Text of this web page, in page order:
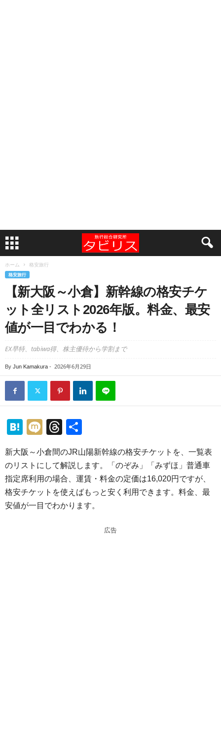
ホーム 格安旅行
格安旅行
【新大阪～小倉】新幹線の格安チケ
ット全リスト2026年版。料金、最安
値が一目でわかる！
EX早特、tabiwa得、株主優待から学割まで
By Jun Kamakura - 2026年6月29日
H
e
n
a
M
T
e
a
d
s
新大阪～小倉間のJR山陽新幹線の格安チケットを、一覧表
のリストにして解説します。「のぞみ」「みずほ」普通車
指定席利用の場合、運賃・料金の定価は16,020円ですが、
格安チケットを使えばもっと安く利用できます。料金、最
安値が一目でわかります。
広告